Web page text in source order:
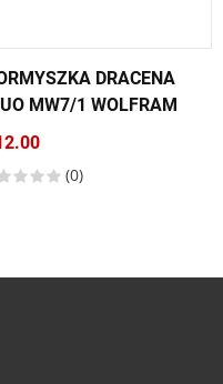
DRACENA
MW7/1 WOLFRAM
(0)